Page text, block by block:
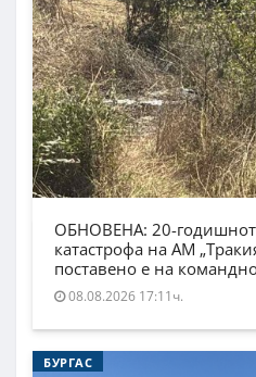
ОБНОВЕНА: 20-
катастрофа на АМ
поставено е на
08.08.2026 17:11ч.
БУРГАС